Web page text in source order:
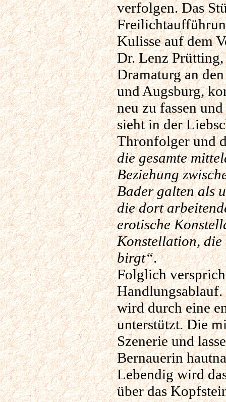
verfolgen. Das
Kulisse auf dem
Dr. Lenz Prütting,
Dramaturg an
und Augsburg,
neu zu fassen
sieht in der
Thronfolger und
die gesamte
Beziehung
Bader galten als
die dort
erotische
Konstellation,
birgt“.
Folglich
Handlungsablauf.
wird durch eine
unterstützt. Die
Szenerie und
Bernauerin
Lebendig wird
über das